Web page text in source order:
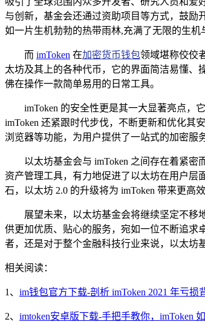
与创新，基金会还通过资助项目等方式，鼓
如一片生机勃勃的热带雨林,充满了无限的生机
而 imToken 在加密货币钱包领域堪称佼佼
太坊及其上的各种代币，它的界面简洁易懂、
佛在操作一款简单易用的日常工具。
imToken 的安全性更是其一大显著亮点，
imToken 还紧跟时代步伐，不断更新和优化其
浏览器等功能，为用户提供了一站式的加密服
以太坊基金会与 imToken 之间存在着紧
资产管理工具，有力地促进了以太坊在用户层
石，以太坊 2.0 的升级将为 imToken 带来更高
展望未来，以太坊基金会将继续坚定不移
供更加优质、贴心的服务，宛如一位不断追求
者，还是对于整个金融科技行业来说，以太坊
相关阅读：
1、 im钱包官方下载-剖析 imToken 2021 年亏损
2、 imtoken安卓版下载-手把手教你，imToken